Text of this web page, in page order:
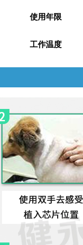
使用年限
工作温度